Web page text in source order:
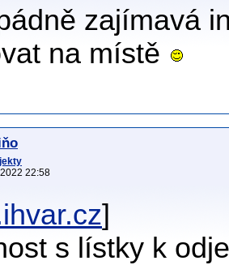
zajímavá
na místě
22:58
]
s lístky k